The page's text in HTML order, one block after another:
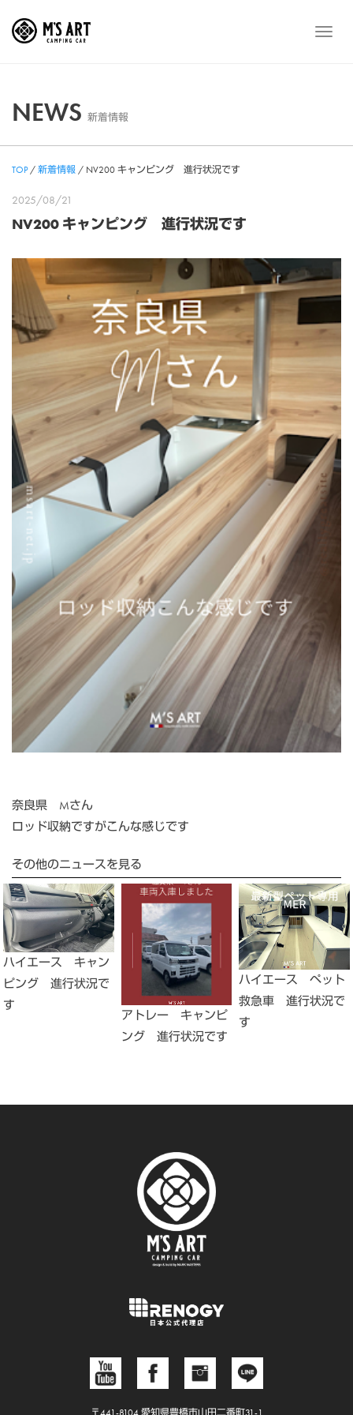
メ
NEWS 新着情報
TOP/新着情報 / NV200 キャンピング 進行状況です
2025/08/21
NV200 キャンピング 進行状況です
奈良県 Mさん
ロッド収納ですがこんな感じです
その他のニュースを見る
ハイエース キャン
ピング 進行状況で
す
アトレー キャンピ
ング 進行状況です
ハイエース ペット
救急車 進行状況で
す